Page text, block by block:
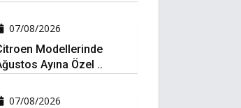
07/08/2026
Modellerinde
Ayına Özel ..
07/08/2026